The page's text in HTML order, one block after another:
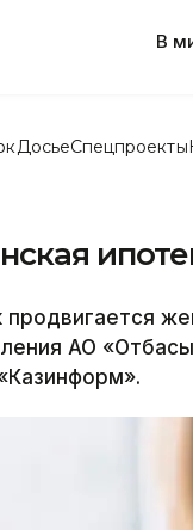
В
ДосьеСпецпроекты
АО